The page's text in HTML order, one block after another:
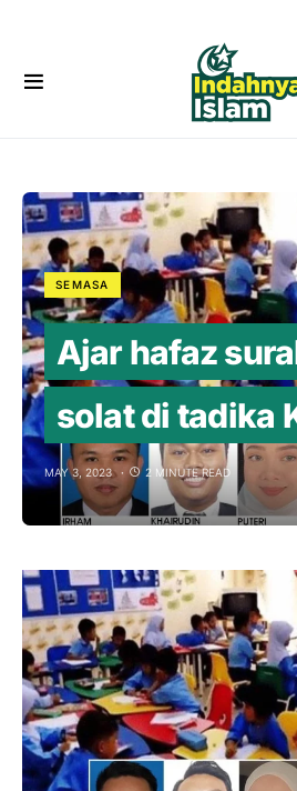
SEMASA
Ajar hafaz
solat di tadika
MAY 3, 2023 2 MINUTE READ